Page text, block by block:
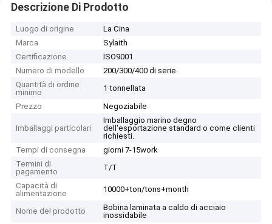
Descrizione Di Prodotto
Luogo di origine
La Cina
Marca
Sylaith
Certificazione
ISO9001
Numero di modello
200/300/400 di serie
Quantità di ordine
minimo
1 tonnellata
Prezzo
Negoziabile
Imballaggi particolari
Imballaggio marino degno
dell'esportazione standard o come clienti
richiesti.
Tempi di consegna
giorni 7-15work
Termini di
pagamento
T/T
Capacità di
alimentazione
10000+ton/tons+month
Nome del prodotto
Bobina laminata a caldo di acciaio
inossidabile